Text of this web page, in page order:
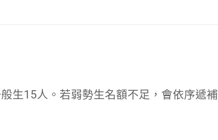
生15人。若弱勢生名額不足，會依序遞補